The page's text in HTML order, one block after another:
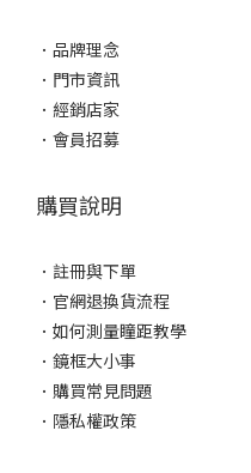
． 品牌理念
． 門市資訊
． 經銷店家
． 會員招募
購買說明
． 註冊與下單
． 官網退換貨流程
． 如何測量瞳距教學
． 鏡框大小事
． 購買常見問題
． 隱私權政策